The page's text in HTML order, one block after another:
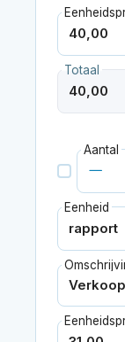
Totaal
Aantal
Eenheid